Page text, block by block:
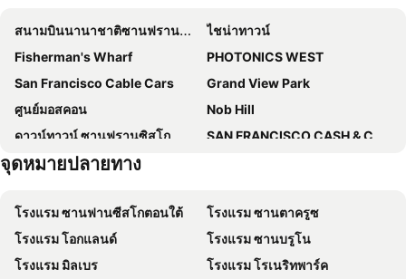
Stanford Court San Francisco
Hotel Garrett
โรงแรมเซนต์ปอล
โรงแรม เดอะ เฮอร์เบิร์ท
สเตยฺ์ไพน์แอปเปิ้ล แอท ดิ อลิส ซานฟรานซิสโก
Hotel Zoe Fisherman's Wharf
โรงแรมน็อบฮิลล์
The Marker Union Square San Francisco
แมริออท ซานฟรานซิสโก ฟิชเชอร์แมนส์วอร์ฟ
Hyatt Regency San Francisco Downtown SOMA
โรงแรมฟิวชัน อะซีทูโฮเทล
โรงแรมเอ็มบาสซี
Oakland Marriott City Center
Executive Inn & Suites
โรงแรมเบสท์เวสเทิร์น พลัส โกรฟเนอร์ แอร์พอร์ต
Hotel Aluxor SFO
Intercontinental Hotels Mark Hopkins San Francisco By Ihg
สนามบินนานาชาติซานฟรานซิสโค
ไชน่าทาวน์
Fisherman's Wharf
PHOTONICS WEST
San Francisco Cable Cars
Grand View Park
ศูนย์มอสคอน
Nob Hill
ดาวน์ทาวน์ ซานฟรานซิสโก
SAN FRANCISCO CASH & CARRY SHOW
SFIGF - SAN FRANCISCO INTERNATIONAL GIFT FAIR
GREENBUILD EXPO
AD:TECH SAN FRANCISCO
Grace Cathedral
โคตท์ทาวเวอร์
888 Brannan
Yerba Buena Gardens
จุดหมายปลายทาง
โรงแรม ซานฟานซีสโกตอนใต้
โรงแรม ซานตาครูซ
โรงแรม โอกแลนด์
โรงแรม ซานบรูโน
โรงแรม มิลเบร
โรงแรม โรเนริทพาร์ค